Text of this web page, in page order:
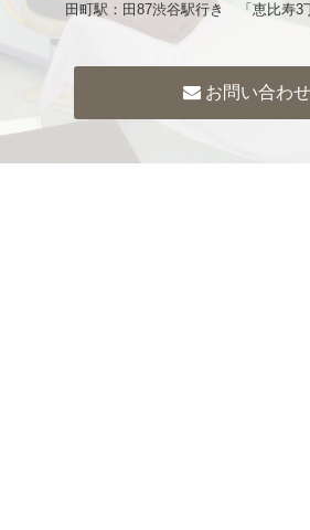
田町駅：田87渋谷駅行き 「恵比寿3
お問い合わせ